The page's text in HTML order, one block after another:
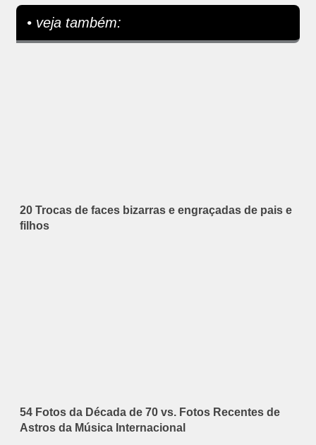
• veja também:
20 Trocas de faces bizarras e engraçadas de pais e
filhos
54 Fotos da Década de 70 vs. Fotos Recentes de
Astros da Música Internacional